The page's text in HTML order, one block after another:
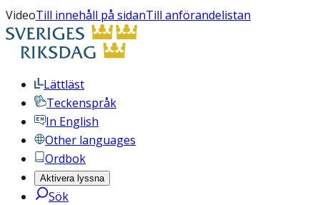
VideoTill innehåll på sidanTill anförandelistan
Lättläst
Teckenspråk
In English
Other languages
Ordbok
Aktivera lyssna
Sök